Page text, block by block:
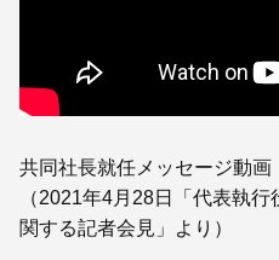
共同社長就任メッセージ動画
（2021年4月28日「代表執
関する記者会見」より）